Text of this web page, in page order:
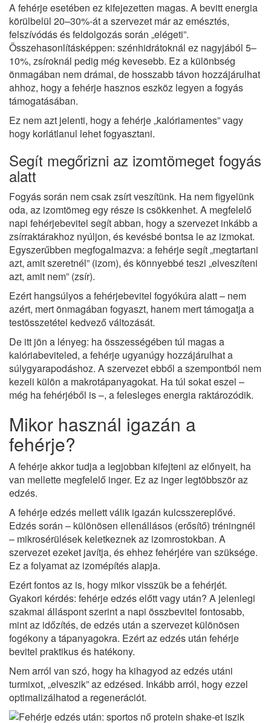
A fehérje esetében ez kifejezetten magas. A bevitt energia
körülbelül 20–30%-át a szervezet már az emésztés,
felszívódás és feldolgozás során „elégeti”.
Összehasonlításképpen: szénhidrátoknál ez nagyjából 5–
10%, zsíroknál pedig még kevesebb. Ez a különbség
önmagában nem drámai, de hosszabb távon hozzájárulhat
ahhoz, hogy a fehérje hasznos eszköz legyen a fogyás
támogatásában.
Ez nem azt jelenti, hogy a fehérje „kalóriamentes” vagy
hogy korlátlanul lehet fogyasztani.
Segít megőrizni az izomtömeget fogyás
alatt
Fogyás során nem csak zsírt veszítünk. Ha nem figyelünk
oda, az izomtömeg egy része is csökkenhet. A megfelelő
napi fehérjebevitel segít abban, hogy a szervezet inkább a
zsírraktárakhoz nyúljon, és kevésbé bontsa le az izmokat.
Egyszerűbben megfogalmazva: a fehérje segít „megtartani
azt, amit szeretnél” (izom), és könnyebbé teszi „elveszíteni
azt, amit nem” (zsír).
Ezért hangsúlyos a fehérjebevitel fogyókúra alatt – nem
azért, mert önmagában fogyaszt, hanem mert támogatja a
testösszetétel kedvező változását.
De itt jön a lényeg: ha összességében túl magas a
kalóriabeviteled, a fehérje ugyanúgy hozzájárulhat a
súlygyarapodáshoz. A szervezet ebből a szempontból nem
kezeli külön a makrotápanyagokat. Ha túl sokat eszel –
még ha fehérjéből is –, a felesleges energia raktározódik.
Mikor használ igazán a
fehérje?
A fehérje akkor tudja a legjobban kifejteni az előnyeit, ha
van mellette megfelelő inger. Ez az inger legtöbbször az
edzés.
A fehérje edzés mellett válik igazán kulcsszereplővé.
Edzés során – különösen ellenállásos (erősítő) tréningnél
– mikrosérülések keletkeznek az izomrostokban. A
szervezet ezeket javítja, és ehhez fehérjére van szüksége.
Ez a folyamat az izomépítés alapja.
Ezért fontos az is, hogy mikor visszük be a fehérjét.
Gyakori kérdés: fehérje edzés előtt vagy után? A jelenlegi
szakmai álláspont szerint a napi összbevitel fontosabb,
mint az időzítés, de edzés után a szervezet különösen
fogékony a tápanyagokra. Ezért az edzés után fehérje
bevitel praktikus és hatékony.
Nem arról van szó, hogy ha kihagyod az edzés utáni
turmixot, „elveszik” az edzésed. Inkább arról, hogy ezzel
optimalizálhatod a regenerációt.